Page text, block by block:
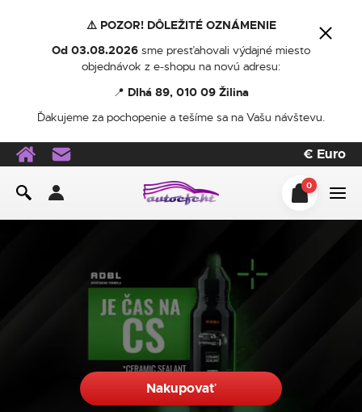
⚠️ POZOR! DÔLEŽITÉ OZNÁMENIE
Od 03.08.2026 sme presťahovali výdajné miesto
objednávok z e-shopu na novú adresu:
📍 Dlhá 89, 010 09 Žilina
Ďakujeme za pochopenie a tešíme sa na Vašu návštevu.
€ Euro
0
Nakupovať
Nakupovať